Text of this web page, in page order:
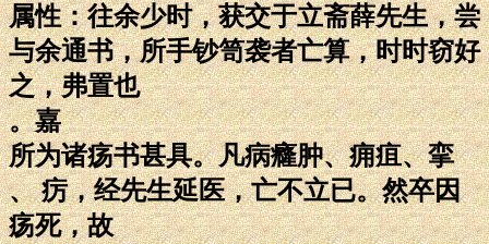
属性：往余少时，获交于立斋薛先生，尝
与余通书，所手钞笥袭者亡算，时时窃好
之，弗置也
。嘉
所为诸疡书甚具。凡病癃肿、痈疽、挛
、 疠，经先生延医，亡不立已。然卒因
疡死，故